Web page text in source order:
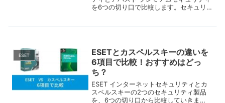
を6つの切り口で比較します。セキュリ
ESET
ESETとカスペルスキーの違いを
6項目で比較！おすすめはどっ
ち？
ESET インターネットセキュリティとカ
スペルスキーの2つのセキュリティ製品
を、6つの切り口から比較していきま